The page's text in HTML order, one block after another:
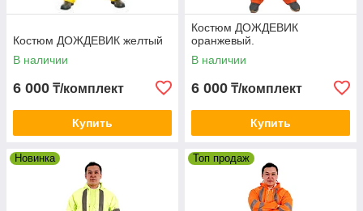
влагозащитная одежда от
производителя.
Костюм ДОЖДЕВИК желтый
В наличии
6 000 ₸/комплект
Купить
Костюм ДОЖДЕВИК
оранжевый.
В наличии
6 000 ₸/комплект
Купить
Новинка Топ продаж